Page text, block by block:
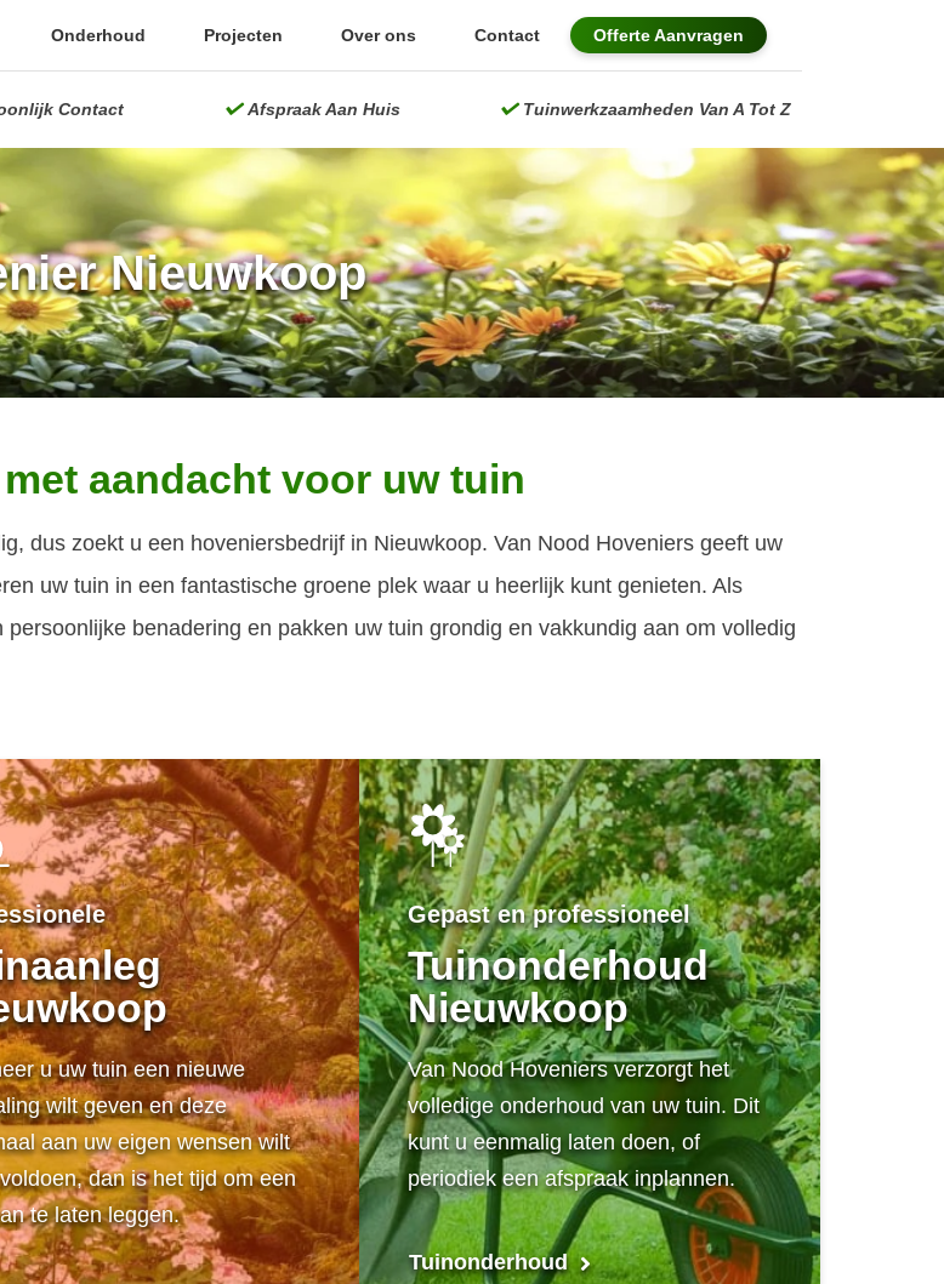
Onderhoud Projecten Over ons Contact Offerte Aanvragen
Contact Afspraak Aan Huis Tuinwerkzaamheden Van A Tot Z
Nieuwkoop
aandacht voor uw tuin
dus zoekt u een hoveniersbedrijf in Nieuwkoop. Van Nood Hoveniers geeft uw
uw tuin in een fantastische groene plek waar u heerlijk kunt genieten. Als
benadering en pakken uw tuin grondig en vakkundig aan om volledig
u uw tuin een nieuwe
wilt geven en deze
aan uw eigen wensen wilt
dan is het tijd om een
te laten leggen.
Gepast en professioneel
Tuinonderhoud
Nieuwkoop
Van Nood Hoveniers verzorgt het
volledige onderhoud van uw tuin. Dit
kunt u eenmalig laten doen, of
periodiek een afspraak inplannen.
Tuinonderhoud